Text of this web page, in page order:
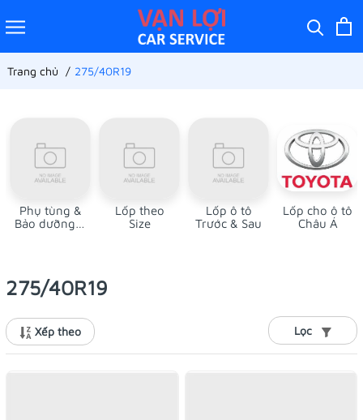
Trang chủ 275/40R19
Phụ tùng &
Bảo dưỡng ô
Lốp theo
Size
Lốp ô tô
Trước & Sau
Lốp cho ô tô
Châu Á
275/40R19
Xếp theo Lọc